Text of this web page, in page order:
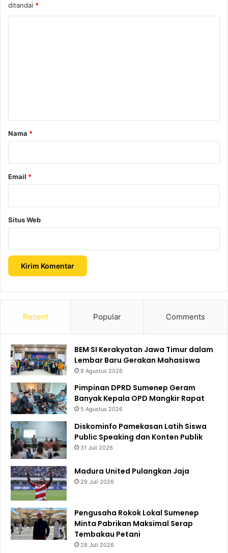
ditandai *
rNama *
Email *
Situs Web
Recent Popular Comments
BEM SI Kerakyatan Jawa Timur dalam
Lembar Baru Gerakan Mahasiswa
8 Agustus 2026
Pimpinan DPRD Sumenep Geram
Banyak Kepala OPD Mangkir Rapat
5 Agustus 2026
Diskominfo Pamekasan Latih Siswa
Public Speaking dan Konten Publik
31 Juli 2026
Madura United Pulangkan Jaja
29 Juli 2026
Pengusaha Rokok Lokal Sumenep
Minta Pabrikan Maksimal Serap
Tembakau Petani
28 Juli 2026